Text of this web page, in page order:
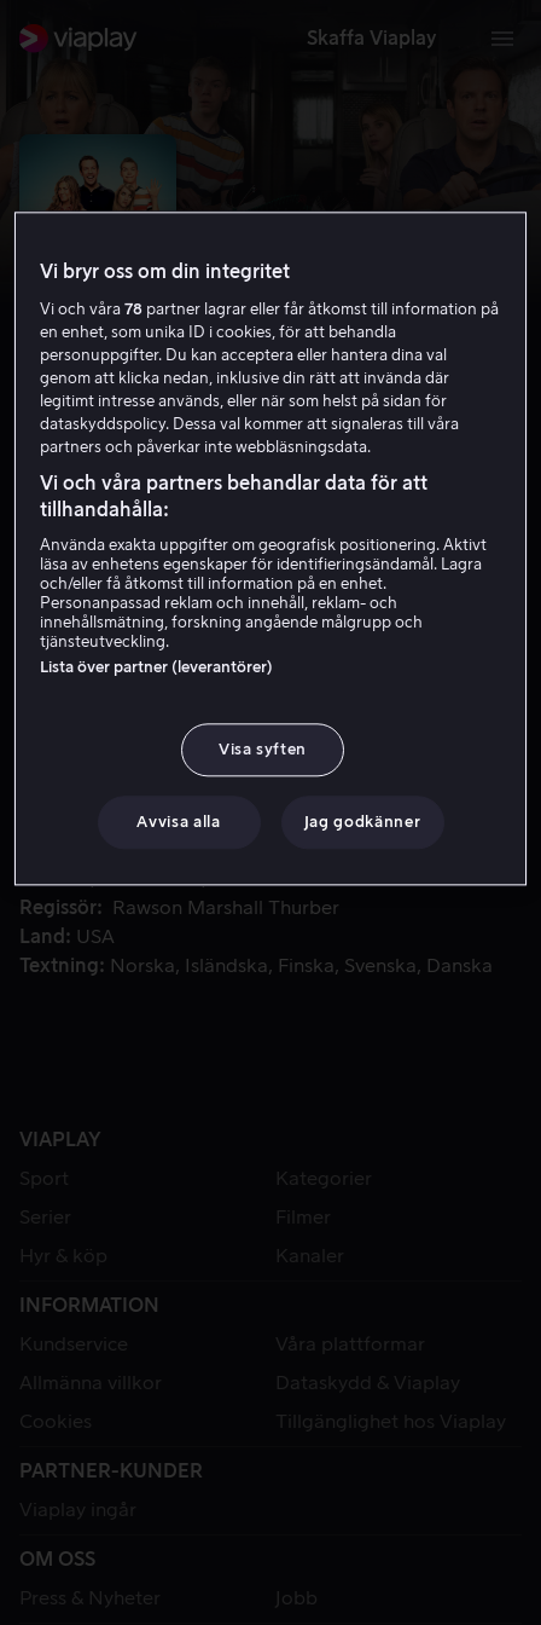
Skaffa Viaplay
Familjetrippen
7.0 Drama Komedi 2013 1 h 45 min
HD
Skaffa Viaplay
Se trailer
Langaren David Burke blir rånad på hela sitt lager och
Langaren David Burke blir rånad på hela sitt lager och
måste smuggla knark för att betala skulden. Men hur
ska han ta sig osedd över gränsen?
Regissör
Rawson Marshall Thurber
Land
USA
Textning
Norska Isländska Finska Svenska Danska
VIAPLAY
Sport
Kategorier
Serier
Filmer
Hyr & köp
Kanaler
INFORMATION
Kundservice
Våra plattformar
Allmänna villkor
Dataskydd & Viaplay
Cookies
Tillgänglighet hos Viaplay
PARTNER-KUNDER
Viaplay ingår
OM OSS
Press & Nyheter
Jobb
Vi bryr oss om din integritet
Vi och våra78 partner lagrar eller får åtkomst till information på
en enhet, som unika ID i cookies, för att behandla
personuppgifter. Du kan acceptera eller hantera dina val
genom att klicka nedan, inklusive din rätt att invända där
legitimt intresse används, eller när som helst på sidan för
dataskyddspolicy. Dessa val kommer att signaleras till våra
partners och påverkar inte webbläsningsdata.
Vi och våra partners behandlar data för att
tillhandahålla:
Använda exakta uppgifter om geografisk positionering. Aktivt
läsa av enhetens egenskaper för identifieringsändamål. Lagra
och/eller få åtkomst till information på en enhet.
Personanpassad reklam och innehåll, reklam- och
innehållsmätning, forskning angående målgrupp och
tjänsteutveckling.
Lista över partner (leverantörer)
Visa syften
Avvisa alla Jag godkänner